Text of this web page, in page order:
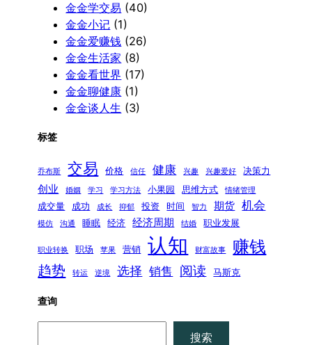
金金学交易 (40)
金金小记 (1)
金金爱赚钱 (26)
金金生活家 (8)
金金看世界 (17)
金金聊健康 (1)
金金谈人生 (3)
标签
乔布斯 交易 价格 信任 健康 兴趣 兴趣爱好 决策力
创业 婚姻 学习 学习方法 小果园 思维方式 情绪管理
成交量 成功 成长 抑郁 投资 时间 智力 期货 机会
模仿 沟通 睡眠 经济 经济周期 结婚 职业发展
职业转换 职场 苹果 营销 认知 财富故事 赚钱
趋势 转运 逆境 选择 销售 阅读 马斯克
查询
搜索